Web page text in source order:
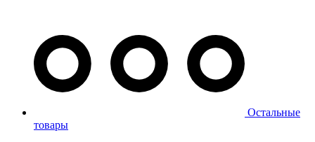
Остальные
товары